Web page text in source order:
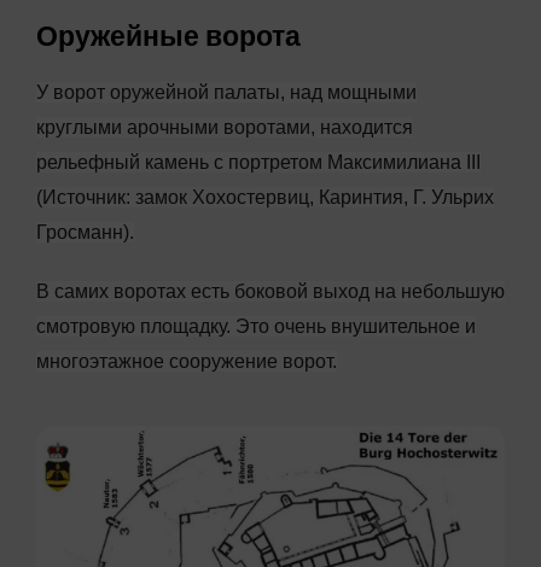
Оружейные ворота
У ворот оружейной палаты, над мощными
круглыми арочными воротами, находится
рельефный камень с портретом Максимилиана III
(Источник: замок Хохостервиц, Каринтия, Г. Ульрих
Гросманн).
В самих воротах есть боковой выход на небольшую
смотровую площадку. Это очень внушительное и
многоэтажное сооружение ворот.